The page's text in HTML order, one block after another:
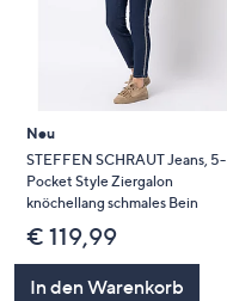
Neu
STEFFEN SCHRAUT Jeans, 5-
Pocket Style Ziergalon
knöchellang schmales Bein
€ 119,99
In den Warenkorb